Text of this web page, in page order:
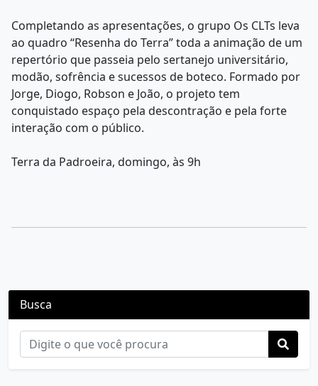
Completando as apresentações, o grupo Os CLTs leva
ao quadro “Resenha do Terra” toda a animação de um
repertório que passeia pelo sertanejo universitário,
modão, sofrência e sucessos de boteco. Formado por
Jorge, Diogo, Robson e João, o projeto tem
conquistado espaço pela descontração e pela forte
interação com o público.
Terra da Padroeira, domingo, às 9h
Busca